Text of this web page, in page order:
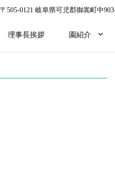
〒505-0121 岐阜県可児郡御嵩町中
理事長挨拶 園紹介